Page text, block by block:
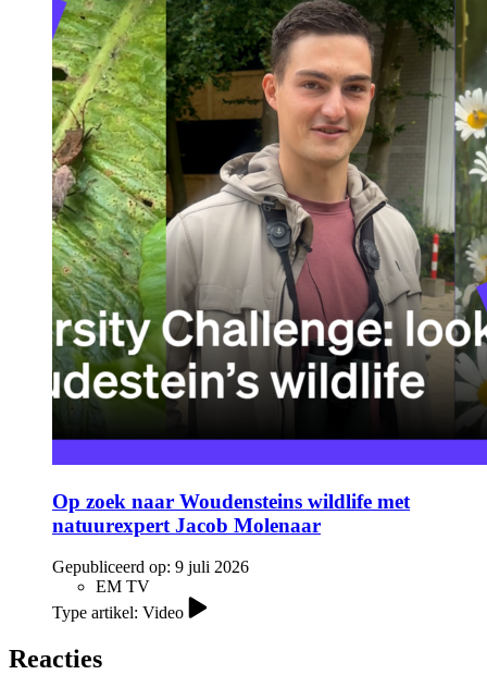
Op zoek naar Woudensteins wildlife met
natuurexpert Jacob Molenaar
Gepubliceerd op: 9 juli 2026
EM TV
Type artikel: Video
Reacties